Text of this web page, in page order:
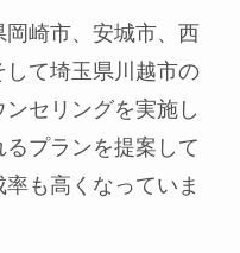
岡崎市、安城市、西
て埼玉県川越市の
セリングを実施し
プランを提案して
も高くなっていま